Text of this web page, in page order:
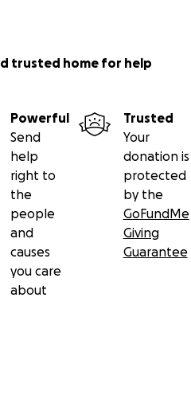
trusted home for help
Powerful
Send
help
right to
the
people
and
causes
you care
about
Trusted
Your
donation is
protected
by the
GoFundMe
Giving
Guarantee